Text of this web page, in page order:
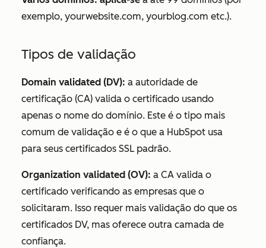
exemplo, yourwebsite.com, yourblog.com etc.).
Tipos de validação
Domain validated (DV): a autoridade de
certificação (CA) valida o certificado usando
apenas o nome do domínio. Este é o tipo mais
comum de validação e é o que a HubSpot usa
para seus certificados SSL padrão.
Organization validated (OV): a CA valida o
certificado verificando as empresas que o
solicitaram. Isso requer mais validação do que os
certificados DV, mas oferece outra camada de
confiança.